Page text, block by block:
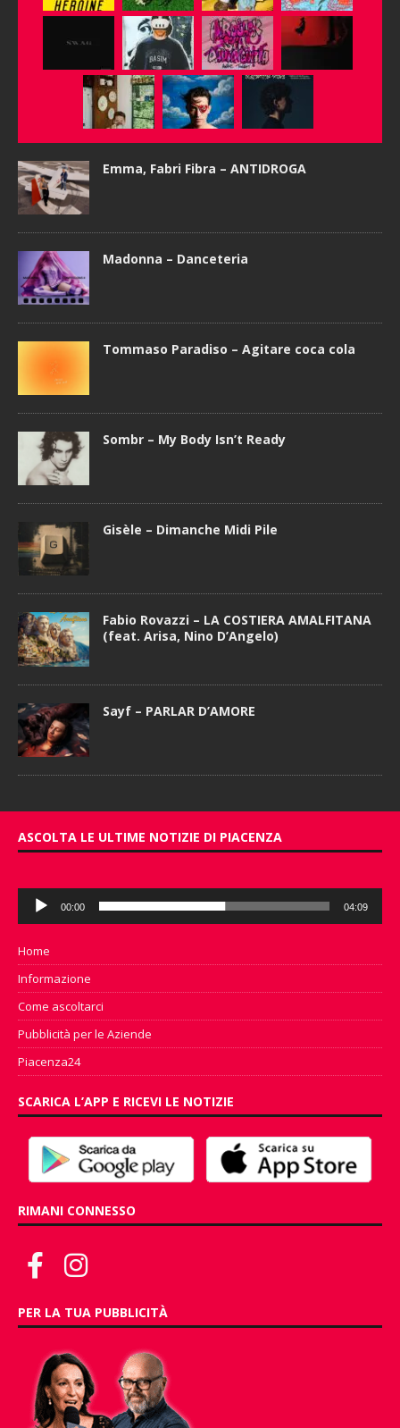
Emma, Fabri Fibra – ANTIDROGA
Madonna – Danceteria
Tommaso Paradiso – Agitare coca cola
Sombr – My Body Isn’t Ready
Gisèle – Dimanche Midi Pile
Fabio Rovazzi – LA COSTIERA AMALFITANA
(feat. Arisa, Nino D’Angelo)
Sayf – PARLAR D’AMORE
ASCOLTA LE ULTIME NOTIZIE DI PIACENZA
Audio
Player
00:00 04:09
Home
Informazione
Come ascoltarci
Pubblicità per le Aziende
Piacenza24
SCARICA L’APP E RICEVI LE NOTIZIE
RIMANI CONNESSO
PER LA TUA PUBBLICITÀ